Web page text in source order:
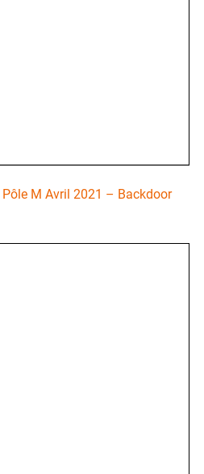
M Avril 2021 – Backdoor